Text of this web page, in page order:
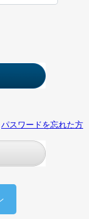
パスワードを忘れた方